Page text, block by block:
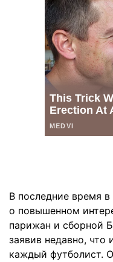
В последние время
о повышенном
парижан и сборной
заявив недавно, что
каждый футболист.